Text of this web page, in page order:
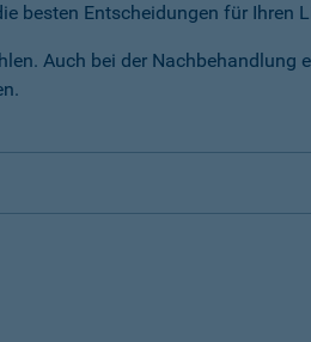
besten Entscheidungen für Ihren
Auch bei der Nachbehandlung